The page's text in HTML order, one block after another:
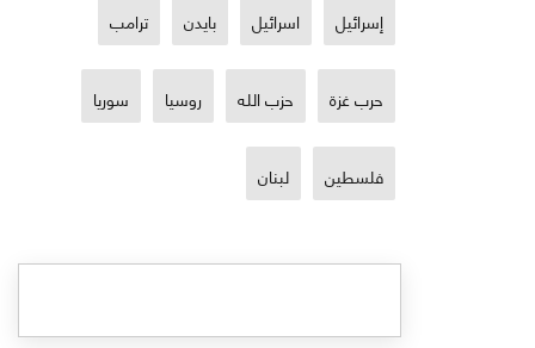
إسرائيل اسرائيل بايدن ترامب
حرب غزة حزب الله روسيا سوريا
فلسطين لبنان